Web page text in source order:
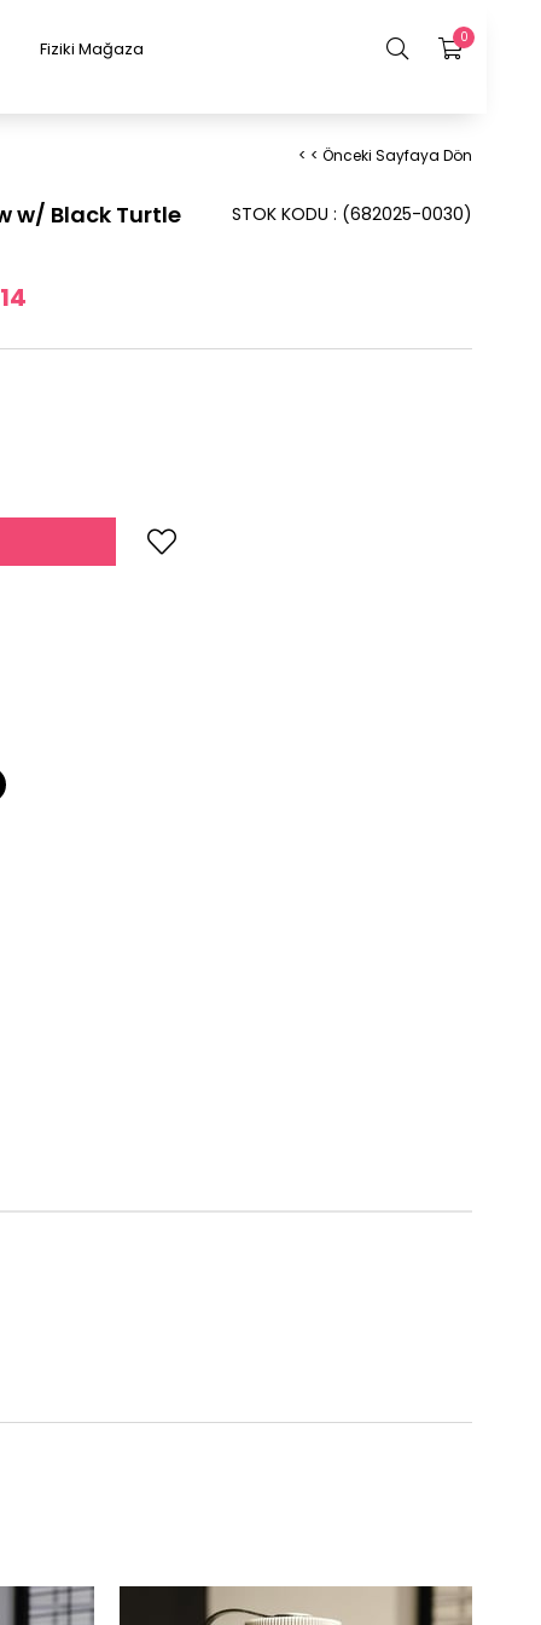
0
Fiziki Mağaza
< < Önceki Sayfaya Dön
w/ Black Turtle (682025-0030)
STOK KODU